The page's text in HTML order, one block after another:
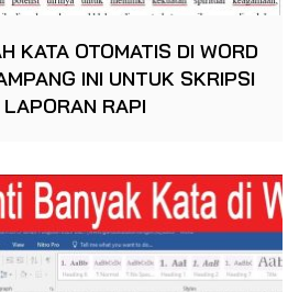
KATA OTOMATIS DI WORD
INI UNTUK SKRIPSI
LAPORAN RAPI